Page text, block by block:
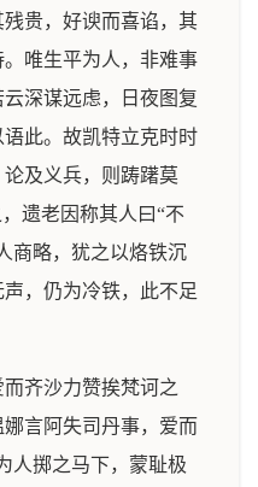
贵，好谀而喜谄，其
唯生平为人，非难事
深谋远虑，日夜图复
此。故凯特立克时时
及义兵，则踌躇莫
遗老因称其人曰“不
商略，犹之以烙铁沉
，仍为冷铁，此不足
齐沙力赞挨梵诃之
言阿失司丹事，爱而
人掷之马下，蒙耻极